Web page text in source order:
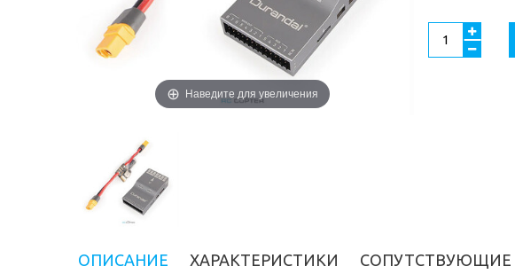
Наведите для увеличения
ОПИСАНИЕ ХАРАКТЕРИСТИКИ СОПУТСТВУЮЩИЕ